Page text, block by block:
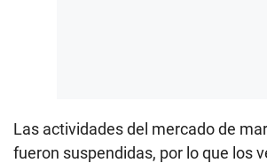
Las actividades del mercado de
fueron suspendidas, por lo que los